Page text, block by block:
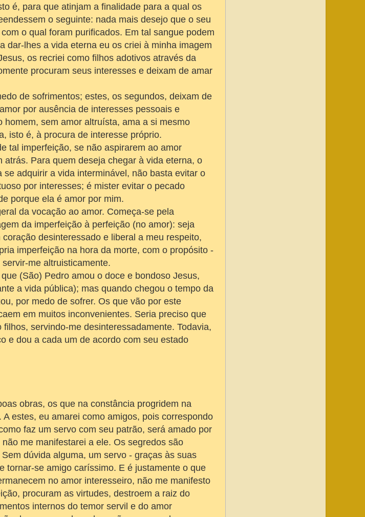
é, para que atinjam a finalidade para a qual os
o seguinte: nada mais desejo que o seu
o qual foram purificados. Em tal sangue podem
dar-lhes a vida eterna eu os criei à minha imagem
os recriei como filhos adotivos através da
procuram seus interesses e deixam de amar
de sofrimentos; estes, os segundos, deixam de
por ausência de interesses pessoais e
sem amor altruísta, ama a si mesmo
isto é, à procura de interesse próprio.
tal imperfeição, se não aspirarem ao amor
Para quem deseja chegar à vida eterna, o
adquirir a vida interminável, não basta evitar o
por interesses; é mister evitar o pecado
porque ela é amor por mim.
da vocação ao amor. Começa-se pela
da imperfeição à perfeição (no amor): seja
desinteressado e liberal a meu respeito,
imperfeição na hora da morte, com o propósito -
me altruisticamente.
(São) Pedro amou o doce e bondoso Jesus,
a vida pública); mas quando chegou o tempo da
por medo de sofrer. Os que vão por este
em muitos inconvenientes. Seria preciso que
servindo-me desinteressadamente. Todavia,
e dou a cada um de acordo com seu estado
obras, os que na constância progridem na
estes, eu amarei como amigos, pois correspondo
faz um servo com seu patrão, será amado por
me manifestarei a ele. Os segredos são
dúvida alguma, um servo - graças às suas
tornar-se amigo caríssimo. E é justamente o que
no amor interesseiro, não me manifesto
procuram as virtudes, destroem a raiz do
internos do temor servil e do amor